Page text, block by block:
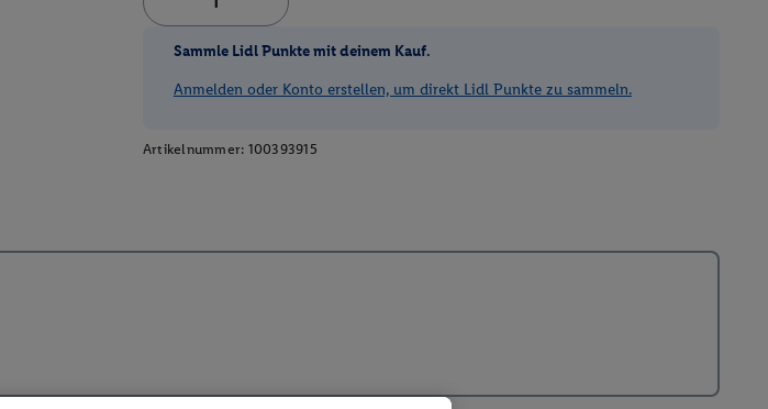
Sammle Lidl Punkte mit deinem Kauf.
Anmelden oder Konto erstellen, um direkt Lidl Punkte zu sammeln.
Artikelnummer: 100393915